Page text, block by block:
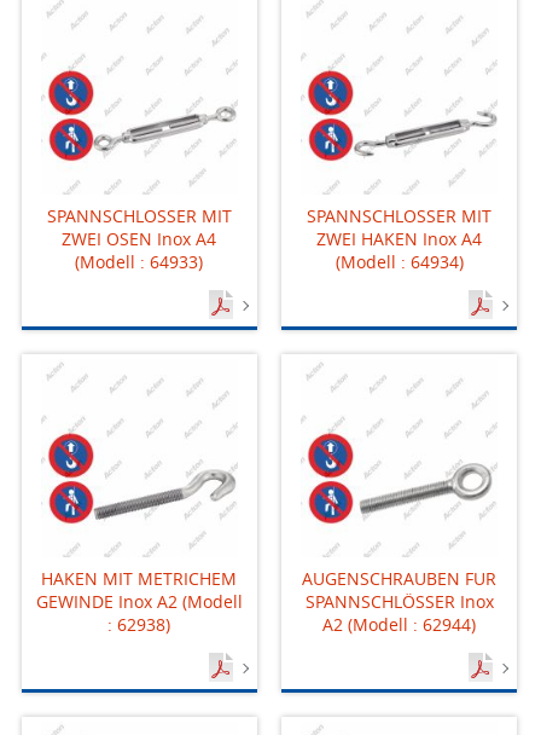
SPANNSCHLOSSER MIT
ZWEI OSEN Inox A4
(Modell : 64933)
SPANNSCHLOSSER MIT
ZWEI HAKEN Inox A4
(Modell : 64934)
HAKEN MIT METRICHEM
GEWINDE Inox A2 (Modell
: 62938)
AUGENSCHRAUBEN FUR
SPANNSCHLÖSSER Inox
A2 (Modell : 62944)